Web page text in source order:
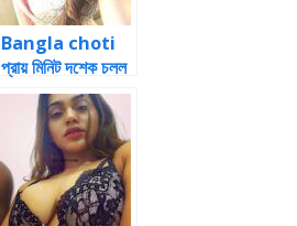
Bangla choti
প্রায় মিনিট দশেক চলল
ভাবির পাছায় ঠাপ